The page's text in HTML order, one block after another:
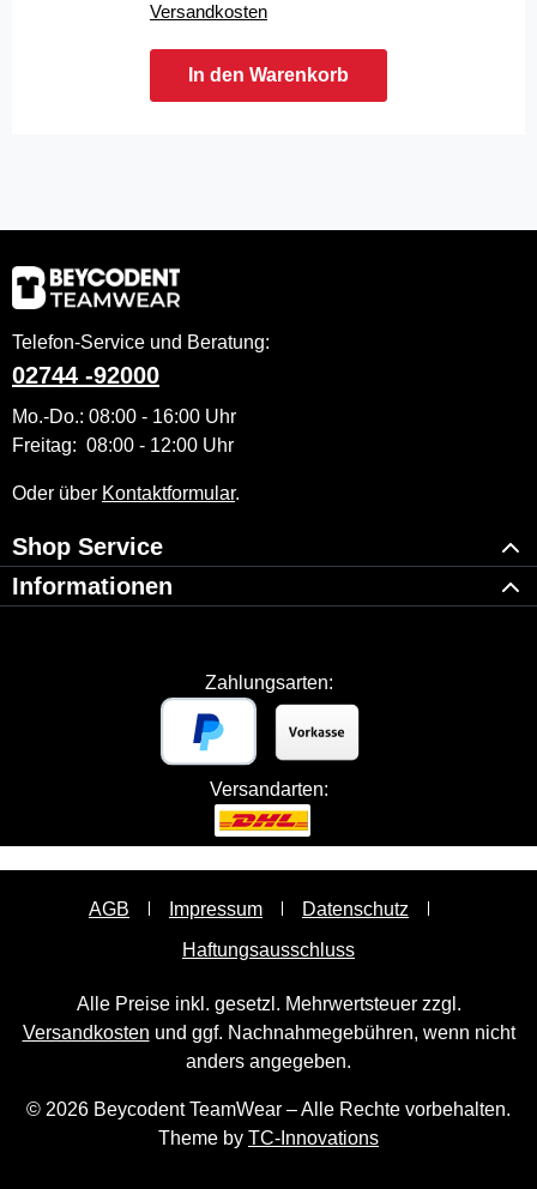
Versandkosten
In den Warenkorb
Telefon-Service und Beratung:
02744 -92000
Mo.-Do.: 08:00 - 16:00 Uhr
Freitag: 08:00 - 12:00 Uhr
Oder über Kontaktformular.
Shop Service
Informationen
Zahlungsarten:
Versandarten:
AGB Impressum
Datenschutz
Haftungsausschluss
Alle Preise inkl. gesetzl. Mehrwertsteuer zzgl.
Versandkosten und ggf. Nachnahmegebühren, wenn nicht
anders angegeben.
© 2026 Beycodent TeamWear – Alle Rechte vorbehalten.
Theme by TC-Innovations